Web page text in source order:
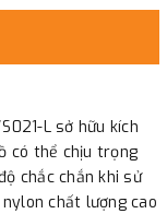
L sở hữu kích
có thể chịu trọng
chắc chắn khi sử
chất lượng cao